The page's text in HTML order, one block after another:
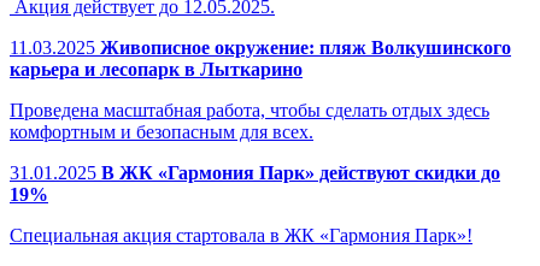
Акция действует до 12.05.2025.
11.03.2025 Живописное окружение: пляж Волкушинского
карьера и лесопарк в Лыткарино
Проведена масштабная работа, чтобы сделать отдых здесь
комфортным и безопасным для всех.
31.01.2025 В ЖК «Гармония Парк» действуют скидки до
19%
Специальная акция стартовала в ЖК «Гармония Парк»!